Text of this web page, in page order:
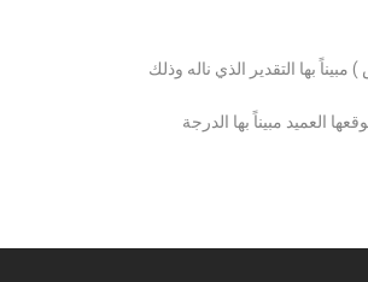
بها التقدير الذي ناله وذلك
العميد مبيناً بها الدرجة